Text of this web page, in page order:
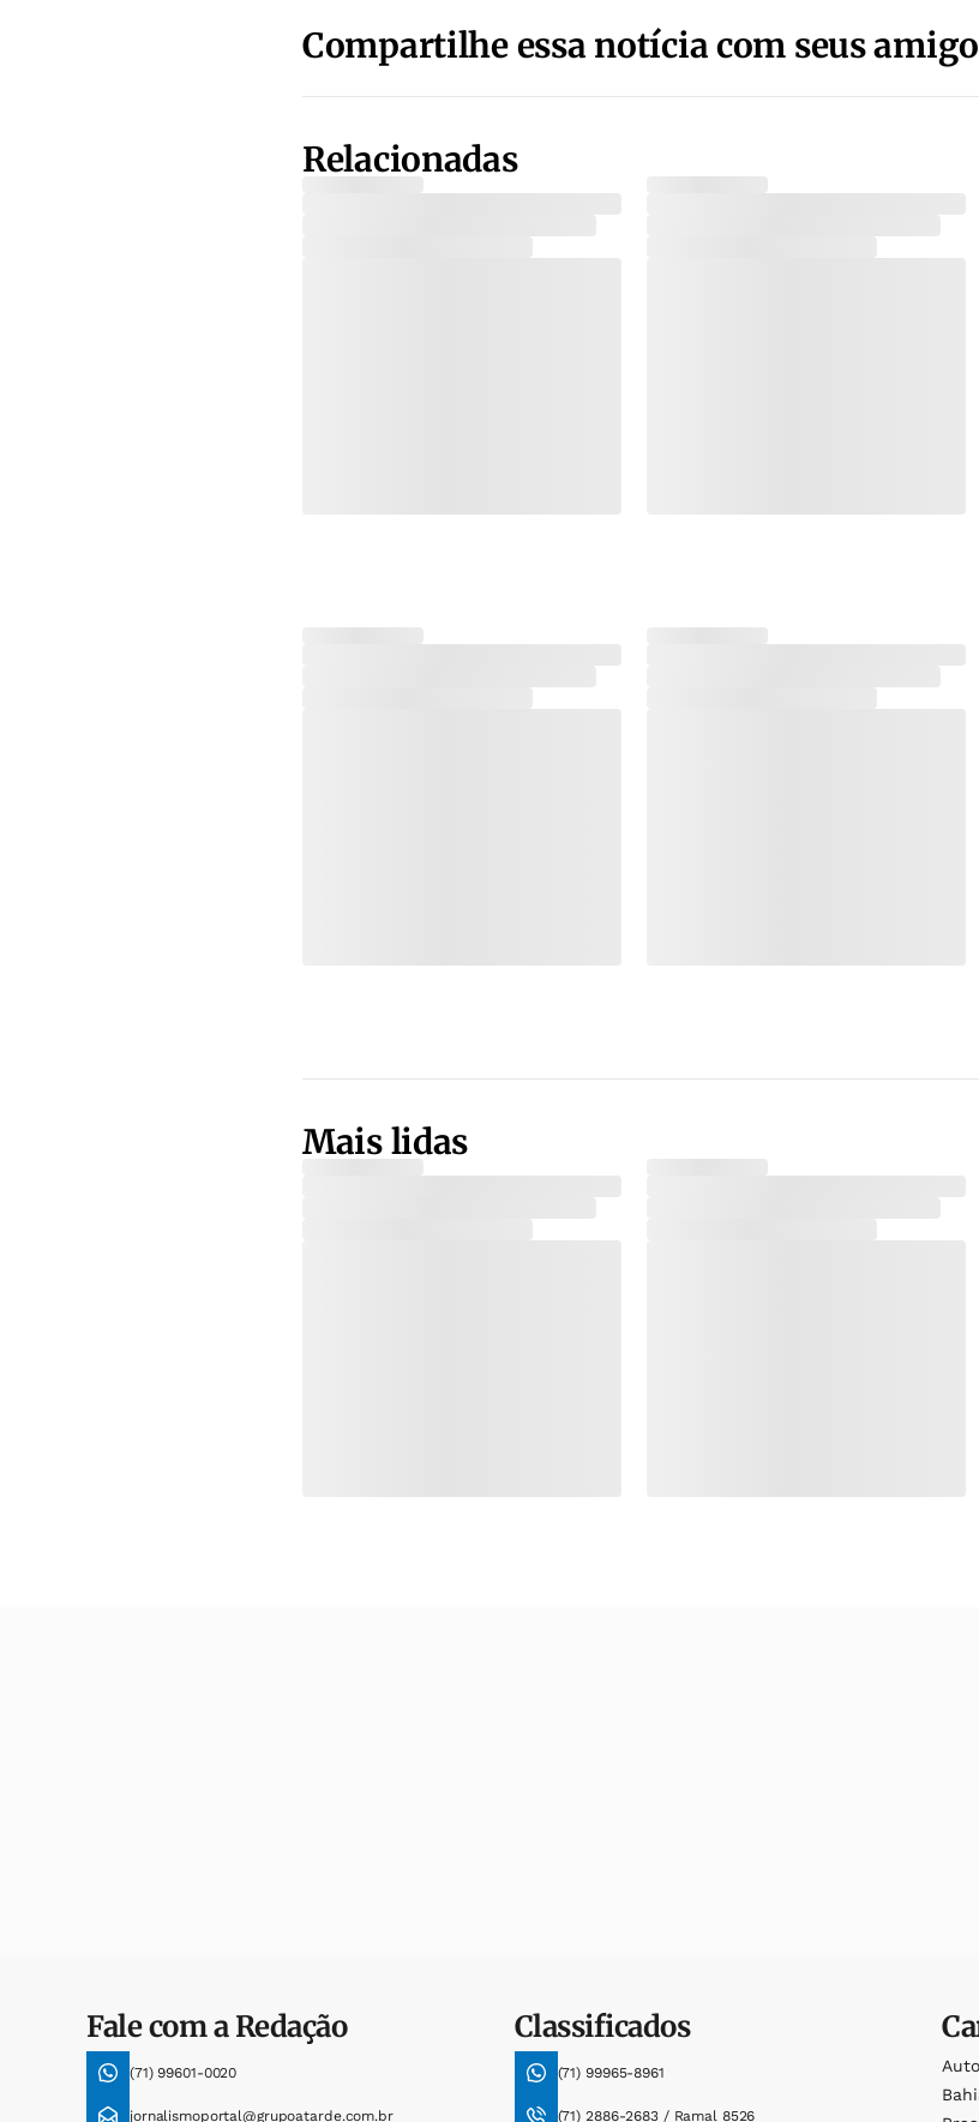
Compartilhe essa notícia com seus
Relacionadas
Mais lidas
Fale com a Redação
(71) 99601-0020
jornalismoportal@grupoatarde.com.br
Classificados
(71) 99965-8961
(71) 2886-2683 / Ramal 8526